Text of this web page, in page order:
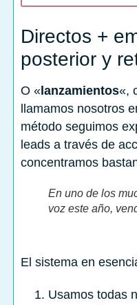
Directos +
posterior y
O « lanzamientos«,
llamamos nosotros
método seguimos
leads a través de
concentramos
En uno de los
voz este año,
El sistema en
Usamos todas